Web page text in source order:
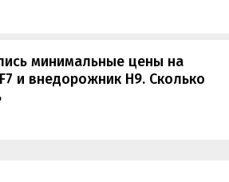
минимальные цены на
и внедорожник H9. Сколько